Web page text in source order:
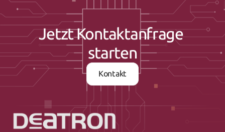
Jetzt Kontaktanfrage
starten
Kontakt